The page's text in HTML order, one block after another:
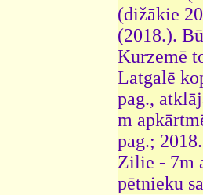
(dižākie
(2018.).
Kurzemē
Latgalē
pag.,
m
pag.;
Zilie - 7m
pētnieku